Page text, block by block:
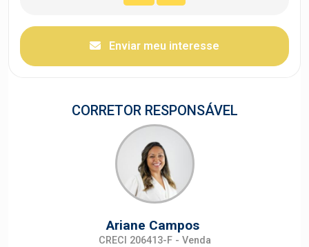
Enviar meu interesse
CORRETOR RESPONSÁVEL
Ariane Campos
CRECI 206413-F - Venda